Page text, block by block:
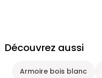
Découvrez aussi
Armoire bois blanc